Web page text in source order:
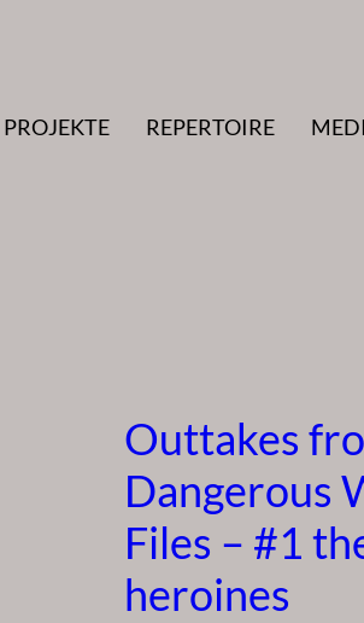
PROJEKTE REPERTOIRE
Outtakes
Dangerous
Files – #1
heroines